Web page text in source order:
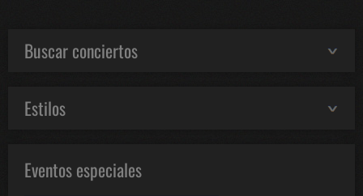
Buscar conciertos
Estilos
Eventos especiales